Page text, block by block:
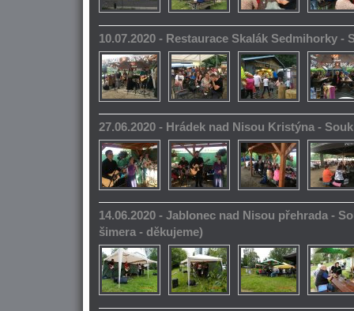
10.07.2020 - Restaurace Skalák Sedmihorky -
27.06.2020 - Hrádek nad Nisou Kristýna -
14.06.2020 - Jablonec nad Nisou přehrada -
šimera - děkujeme)